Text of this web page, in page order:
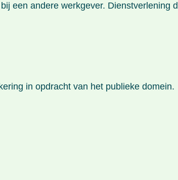
een andere werkgever. Dienstverlening
in opdracht van het publieke domein.